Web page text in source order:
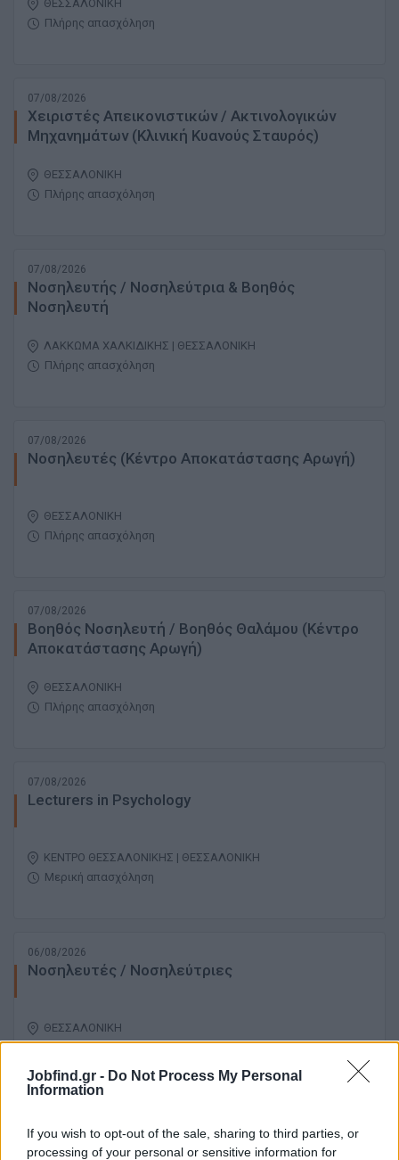
Jobfind.gr - Do Not Process My Personal
Information
If you wish to opt-out of the sale, sharing to third parties, or
processing of your personal or sensitive information for
ΘΕΣΣΑΛΟΝΙΚΗ
Πλήρης απασχόληση
07/08/2026
Χειριστές Απεικονιστικών / Ακτινολογικών
Μηχανημάτων (Κλινική Κυανούς Σταυρός)
ΘΕΣΣΑΛΟΝΙΚΗ
Πλήρης απασχόληση
07/08/2026
Νοσηλευτής / Νοσηλεύτρια & Βοηθός
Νοσηλευτή
ΛΑΚΚΩΜΑ ΧΑΛΚΙΔΙΚΗΣ | ΘΕΣΣΑΛΟΝΙΚΗ
Πλήρης απασχόληση
07/08/2026
Νοσηλευτές (Κέντρο Αποκατάστασης Αρωγή)
ΘΕΣΣΑΛΟΝΙΚΗ
Πλήρης απασχόληση
07/08/2026
Βοηθός Νοσηλευτή / Βοηθός Θαλάμου (Κέντρο
Αποκατάστασης Αρωγή)
ΘΕΣΣΑΛΟΝΙΚΗ
Πλήρης απασχόληση
07/08/2026
Lecturers in Psychology
ΚΕΝΤΡΟ ΘΕΣΣΑΛΟΝΙΚΗΣ | ΘΕΣΣΑΛΟΝΙΚΗ
Μερική απασχόληση
06/08/2026
Νοσηλευτές / Νοσηλεύτριες
ΘΕΣΣΑΛΟΝΙΚΗ
Πλήρης απασχόληση
Κτηνίατρος